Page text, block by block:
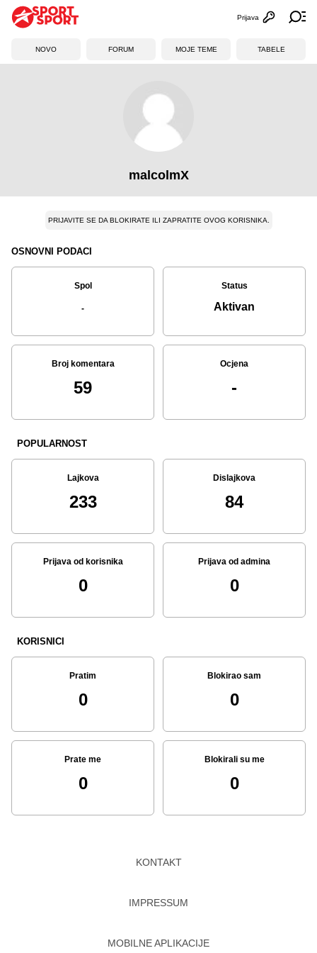
Otvori
Prijava
NOVO FORUM MOJE TEME TABELE
malcolmX
PRIJAVITE SE DA BLOKIRATE ILI ZAPRATITE OVOG KORISNIKA.
OSNOVNI PODACI
Spol
-
Status
Aktivan
Broj komentara
59
Ocjena
-
POPULARNOST
Lajkova
233
Dislajkova
84
Prijava od korisnika
0
Prijava od admina
0
KORISNICI
Pratim
0
Blokirao sam
0
Prate me
0
Blokirali su me
0
KONTAKT
IMPRESSUM
MOBILNE APLIKACIJE